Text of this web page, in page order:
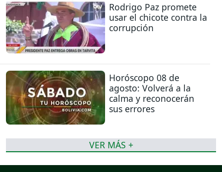
Rodrigo Paz promete
usar el chicote contra la
corrupción
Horóscopo 08 de
agosto: Volverá a la
calma y reconocerán
sus errores
VER MÁS +